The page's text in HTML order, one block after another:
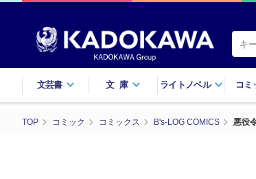
文芸書 文庫 ライトノベル コミ
TOP コミック コミックス B's-LOG COMICS 悪役